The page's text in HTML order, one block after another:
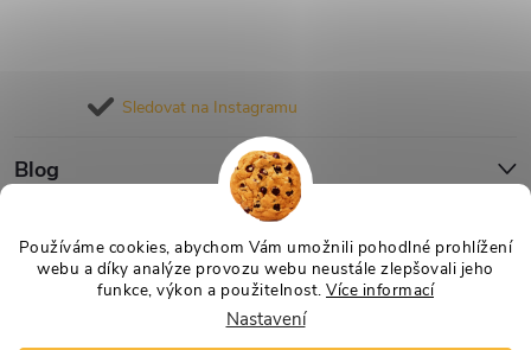
Používáme cookies, abychom Vám umožnili pohodlné prohlížení
webu a díky analýze provozu webu neustále zlepšovali jeho
funkce, výkon a použitelnost. Více informací
Nastavení
Sledovat na Instagramu
Blog
Informace pro vás
Nejlevnější Výživa. Všechna práva vyhrazena.